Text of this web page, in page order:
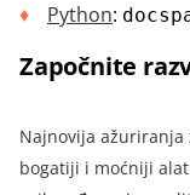
Python:
Započnite
Najnovija ažuriranja
bogatiji i moćniji